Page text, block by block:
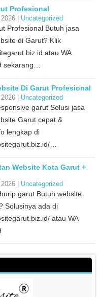
Profesional
| Uncategorized
Profesional Butuh jasa
di Garut? Klik
atau WA
sekarang…
Di Garut Profesional
| Uncategorized
garut Solusi jasa
Garut cepat &
lengkap di
…
Website Kota Garut +
| Uncategorized
garut Butuh website
Solusinya ada di
atau WA